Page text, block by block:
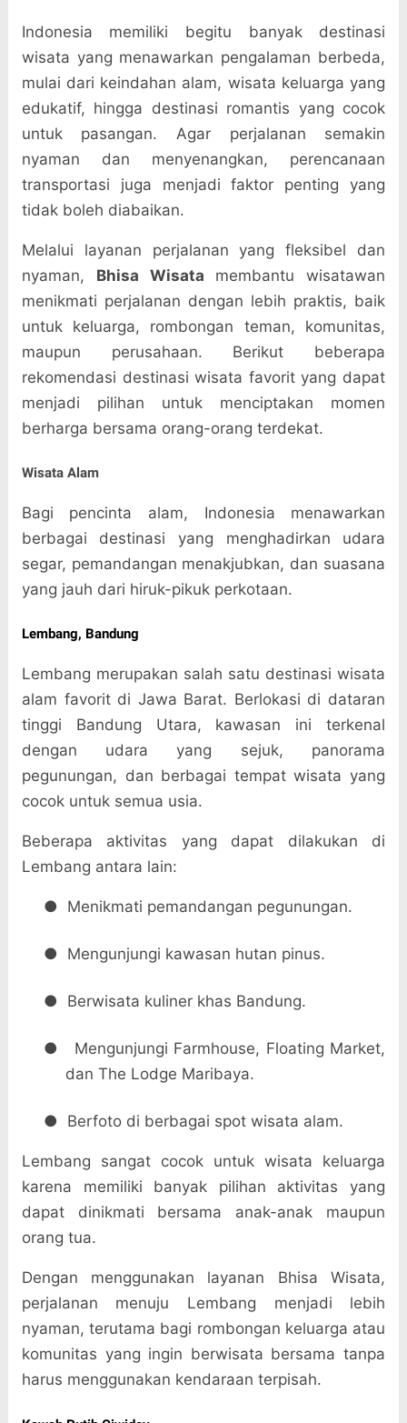
Indonesia memiliki begitu banyak destinasi
wisata yang menawarkan pengalaman berbeda,
mulai dari keindahan alam, wisata keluarga yang
edukatif, hingga destinasi romantis yang cocok
untuk pasangan. Agar perjalanan semakin
nyaman dan menyenangkan, perencanaan
transportasi juga menjadi faktor penting yang
tidak boleh diabaikan.
Melalui layanan perjalanan yang fleksibel dan
nyaman, Bhisa Wisata membantu wisatawan
menikmati perjalanan dengan lebih praktis, baik
untuk keluarga, rombongan teman, komunitas,
maupun perusahaan. Berikut beberapa
rekomendasi destinasi wisata favorit yang dapat
menjadi pilihan untuk menciptakan momen
berharga bersama orang-orang terdekat.
Wisata Alam
Bagi pencinta alam, Indonesia menawarkan
berbagai destinasi yang menghadirkan udara
segar, pemandangan menakjubkan, dan suasana
yang jauh dari hiruk-pikuk perkotaan.
Lembang, Bandung
Lembang merupakan salah satu destinasi wisata
alam favorit di Jawa Barat. Berlokasi di dataran
tinggi Bandung Utara, kawasan ini terkenal
dengan udara yang sejuk, panorama
pegunungan, dan berbagai tempat wisata yang
cocok untuk semua usia.
Beberapa aktivitas yang dapat dilakukan di
Lembang antara lain:
● Menikmati pemandangan pegunungan.
● Mengunjungi kawasan hutan pinus.
● Berwisata kuliner khas Bandung.
●
Mengunjungi Farmhouse, Floating Market,
dan The Lodge Maribaya.
● Berfoto di berbagai spot wisata alam.
Lembang sangat cocok untuk wisata keluarga
karena memiliki banyak pilihan aktivitas yang
dapat dinikmati bersama anak-anak maupun
orang tua.
Dengan menggunakan layanan Bhisa Wisata,
perjalanan menuju Lembang menjadi lebih
nyaman, terutama bagi rombongan keluarga atau
komunitas yang ingin berwisata bersama tanpa
harus menggunakan kendaraan terpisah.